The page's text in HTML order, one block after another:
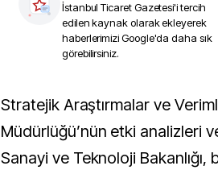
İstanbul Ticaret Gazetesi'i tercih
edilen kaynak olarak ekleyerek
haberlerimizi Google'da daha sık
görebilirsiniz.
Stratejik Araştırmalar ve Verimlilik Genel
Müdürlüğü’nün etki analizleri
Sanayi ve Teknoloji